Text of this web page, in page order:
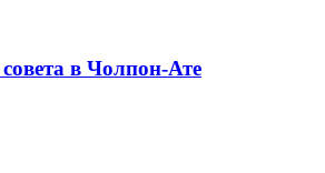
в Чолпон-Ате